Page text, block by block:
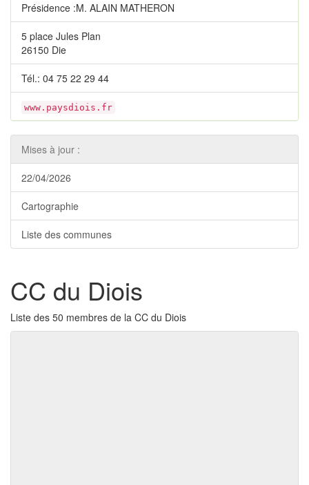
Présidence :M. ALAIN MATHERON
5 place Jules Plan
26150 Die
Tél.: 04 75 22 29 44
www.paysdiois.fr
Mises à jour :
22/04/2026
Cartographie
Liste des communes
CC du Diois
Liste des 50 membres de la CC du Diois